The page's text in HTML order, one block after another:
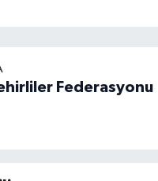
Federasyonu